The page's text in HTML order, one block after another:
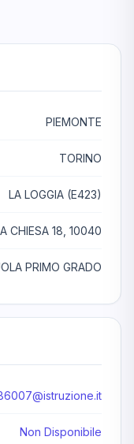
PIEMONTE
TORINO
LA LOGGIA (E423)
CHIESA 18, 10040
PRIMO GRADO
Non Disponibile